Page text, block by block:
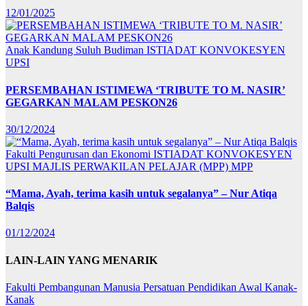
12/01/2025
Anak Kandung Suluh Budiman ISTIADAT KONVOKESYEN
UPSI
PERSEMBAHAN ISTIMEWA ‘TRIBUTE TO M. NASIR’
GEGARKAN MALAM PESKON26
30/12/2024
Fakulti Pengurusan dan Ekonomi ISTIADAT KONVOKESYEN
UPSI MAJLIS PERWAKILAN PELAJAR (MPP) MPP
“Mama, Ayah, terima kasih untuk segalanya” – Nur Atiqa
Balqis
01/12/2024
LAIN-LAIN YANG MENARIK
Fakulti Pembangunan Manusia Persatuan Pendidikan Awal Kanak-
Kanak